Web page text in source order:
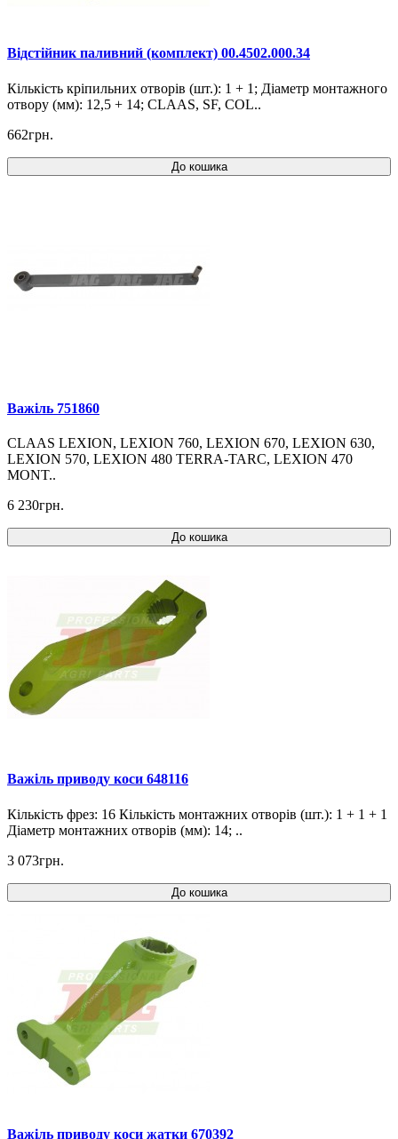
Відстійник паливний (комплект) 00.4502.000.34
Кількість кріпильних отворів (шт.): 1 + 1; Діаметр монтажного
отвору (мм): 12,5 + 14; CLAAS, SF, COL..
662грн.
До кошика
Важіль 751860
CLAAS LEXION, LEXION 760, LEXION 670, LEXION 630,
LEXION 570, LEXION 480 TERRA-TARC, LEXION 470
MONT..
6 230грн.
До кошика
Важіль приводу коси 648116
Кількість фрез: 16 Кількість монтажних отворів (шт.): 1 + 1 + 1
Діаметр монтажних отворів (мм): 14; ..
3 073грн.
До кошика
Важіль приводу коси жатки 670392